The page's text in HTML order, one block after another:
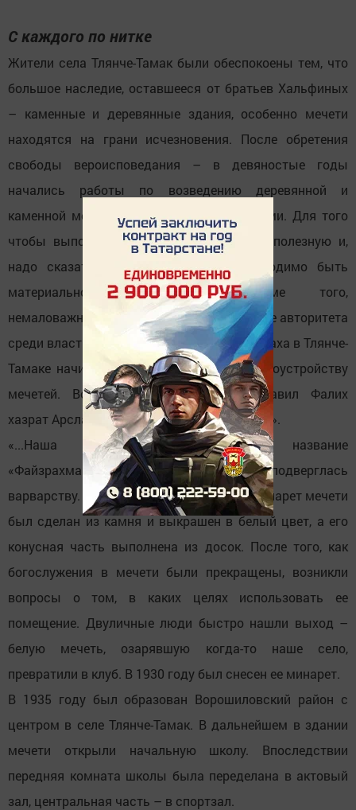
С каждого по нитке
Жители села Тлянче-Тамак были обеспокоены тем, что
большое наследие, оставшееся от братьев Хальфиных
– каменные и деревянные здания, особенно мечети
находятся на грани исчезновения. После обретения
свободы вероисповедания – в девяностые годы
начались работы по возведению деревянной и
каменной мечети, построенных Хальфинами. Для того
чтобы выполнить такую ответственную, полезную и,
надо сказать, затратную работу, необходимо быть
материально обеспеченным. Кроме того,
немаловажным условием является наличие авторитета
среди власти и населения. По милости Аллаха в Тлянче-
Тамаке начинается большое дело по благоустройству
мечетей. Вот какие воспоминания оставил Фалих
хазрат Арсланов об истории «Белой мечети».
«...Наша мечеть, ныне носящая название
«Файзрахман», в советское время подверглась
варварству. По рассказам старожилов, минарет мечети
был сделан из камня и выкрашен в белый цвет, а его
конусная часть выполнена из досок. После того, как
богослужения в мечети были прекращены, возникли
вопросы о том, в каких целях использовать ее
помещение. Двуличные люди быстро нашли выход –
белую мечеть, озарявшую когда-то наше село,
превратили в клуб. В 1930 году был снесен ее минарет.
В 1935 году был образован Ворошиловский район с
центром в селе Тлянче-Тамак. В дальнейшем в здании
мечети открыли начальную школу. Впоследствии
передняя комната школы была переделана в актовый
зал, центральная часть – в спортзал.